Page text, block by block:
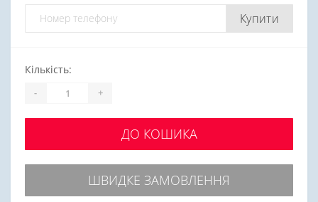
Купити
Кількість:
- +
ДО КОШИКА
ШВИДКЕ ЗАМОВЛЕННЯ